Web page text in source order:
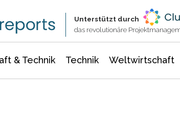
Unterstützt durch
das revolutionäre
& Technik Technik Weltwirtschaft